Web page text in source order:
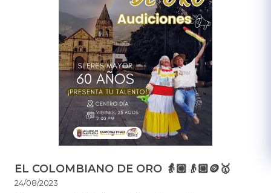
EL COLOMBIANO DE ORO 👵🏼👴🏼🪙🥇
24/08/2023